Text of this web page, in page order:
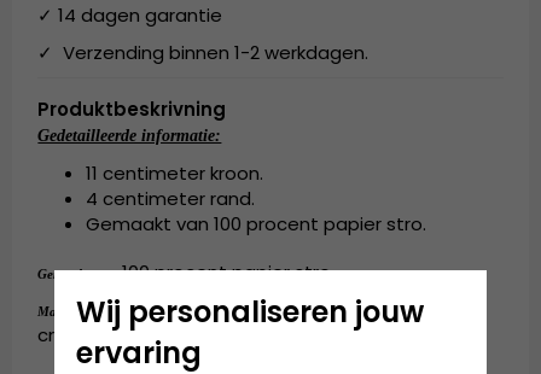
✓ 14 dagen garantie
✓ Verzending binnen 1-2 werkdagen.
Produktbeskrivning
Gedetailleerde informatie:
11 centimeter kroon.
4 centimeter rand.
Gemaakt van 100 procent papier stro.
Gemaakt van: 100 procent papier stro.
Maattabel: Small - 55 cm. Medium - 57 cm. Large - 59
cm. X-Large - 61 cm.
Wij personaliseren jouw
ervaring